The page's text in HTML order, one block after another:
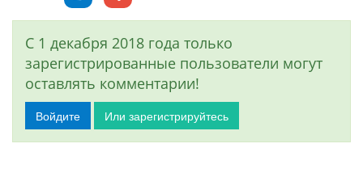
С 1 декабря 2018 года только
зарегистрированные пользователи могут
оставлять комментарии!
Войдите Или зарегистрируйтесь